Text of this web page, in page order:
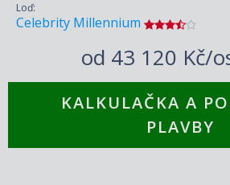
Loď:
Celebrity Millennium
od 43 120 Kč/
KALKULAČKA A
PLAVBY